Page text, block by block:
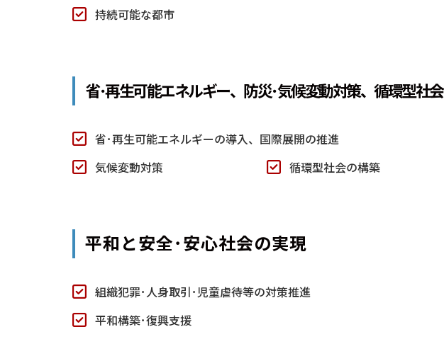
持続可能な都市
省･再生可能エネルギー、 防災･気候変動対策、循環型社会
省･再生可能エネルギーの導入、国際展開の推進
気候変動対策
循環型社会の構築
平和と安全･安心社会の実現
組織犯罪･人身取引･児童虐待等の対策推進
平和構築･復興支援